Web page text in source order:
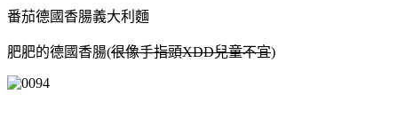
番茄德國香腸義大利麵
肥肥的德國香腸(很像手指頭XDD兒童不宜)